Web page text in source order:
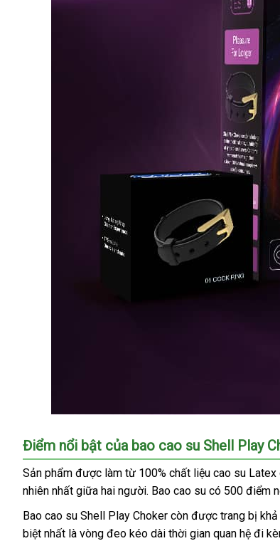
Cung
cấp
Bao
cao
su
Shell
Play
Điểm nổi bật của bao cao su Shell Play
Sản phẩm được làm từ 100% chất liệu cao su
nhiên nhất giữa hai người. Bao cao su có 500 điểm
Bao cao su Shell Play Choker còn được trang bị
biệt nhất là vòng đeo kéo dài thời gian quan hệ đi